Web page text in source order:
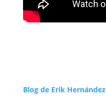
Blog de Erik